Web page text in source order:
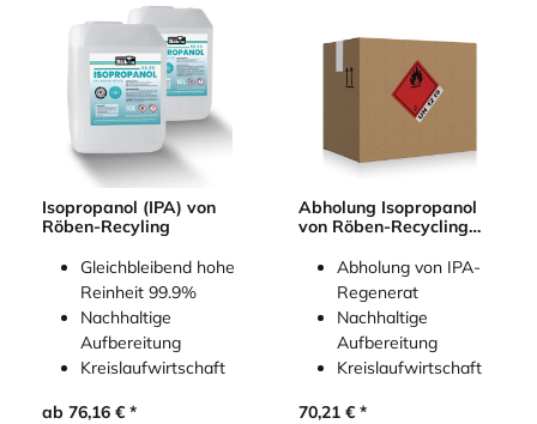
Isopropanol (IPA) von
Röben-Recyling
Gleichbleibend hohe
Reinheit 99.9%
Nachhaltige
Aufbereitung
Kreislaufwirtschaft
ab 76,16 €
Abholung Isopropanol
von Röben-Recycling
Abholung von IPA-
Regenerat
Nachhaltige
Aufbereitung
Kreislaufwirtschaft
70,21€